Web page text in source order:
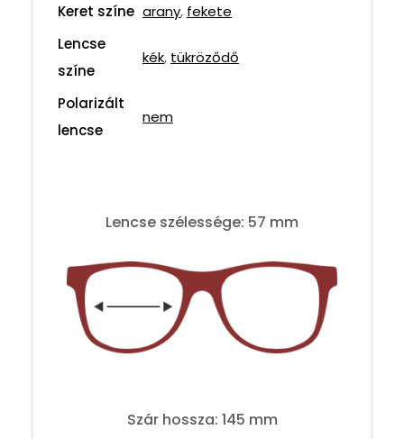
Keret színe arany, fekete
Lencse
színe
kék, tükröződő
Polarizált
lencse
nem
Lencse szélessége: 57 mm
Szár hossza: 145 mm